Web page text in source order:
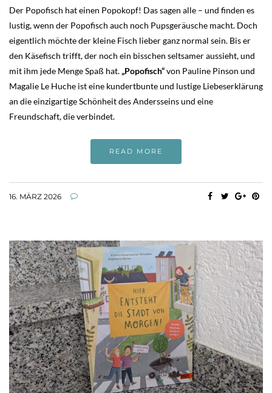
Der Popofisch hat einen Popokopf! Das sagen alle – und finden es
lustig, wenn der Popofisch auch noch Pupsgeräusche macht. Doch
eigentlich möchte der kleine Fisch lieber ganz normal sein. Bis er
den Käsefisch trifft, der noch ein bisschen seltsamer aussieht, und
mit ihm jede Menge Spaß hat. „Popofisch“von Pauline Pinson und
Magalie Le Huche ist eine kundertbunte und lustige Liebeserklärung
an die einzigartige Schönheit des Andersseins und eine
Freundschaft, die verbindet.
READ MORE
16. MÄRZ 2026